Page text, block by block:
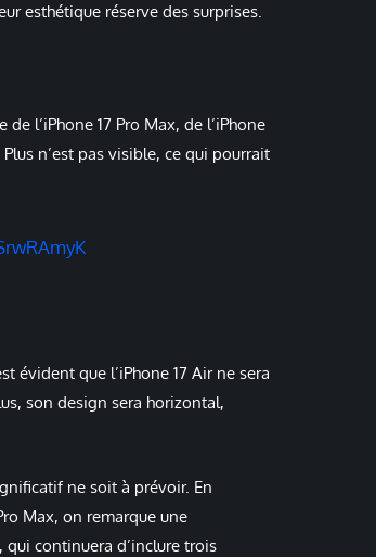
esthétique réserve des surprises.
l’iPhone 17 Pro Max, de l’iPhone
Plus n’est pas visible, ce qui pourrait
évident que l’iPhone 17 Air ne sera
son design sera horizontal,
ne soit à prévoir. En
Max, on remarque une
continuera d’inclure trois